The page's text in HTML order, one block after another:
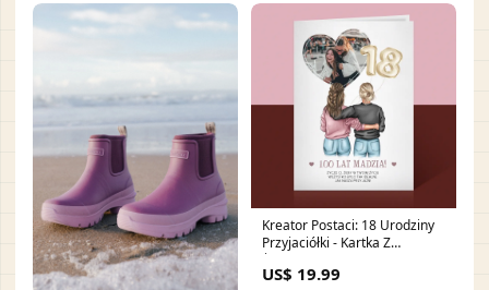
Kreator Postaci: 18 Urodziny
Przyjaciółki - Kartka Z
Życzeniami Zdjęcie
US$ 19.99